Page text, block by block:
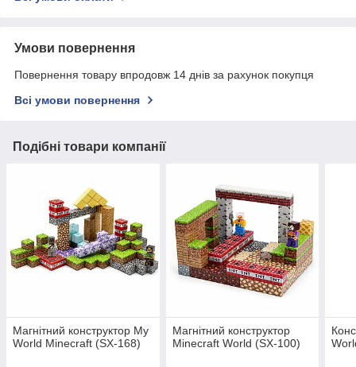
Умови повернення
Повернення товару впродовж 14 днів за рахунок покупця
Всі умови повернення
Подібні товари компанії
Магнітний конструктор My
World Minecraft (SX-168)
Магнітний конструктор
Minecraft World (SX-100)